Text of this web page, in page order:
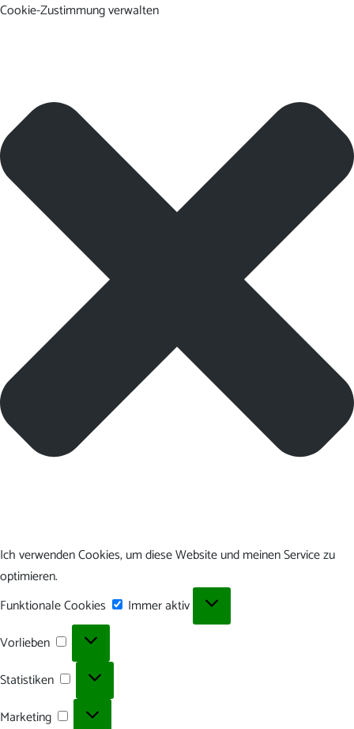
Cookie-Zustimmung verwalten
Ich verwenden Cookies, um diese Website und meinen Service zu
optimieren.
Funktionale Cookies
Funktionale
Immer aktiv
Vorlieben
Vorlieben
Statistiken Statistiken
Marketing
Marketing